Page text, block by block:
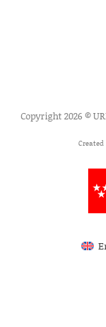
Copyright 2026 ©